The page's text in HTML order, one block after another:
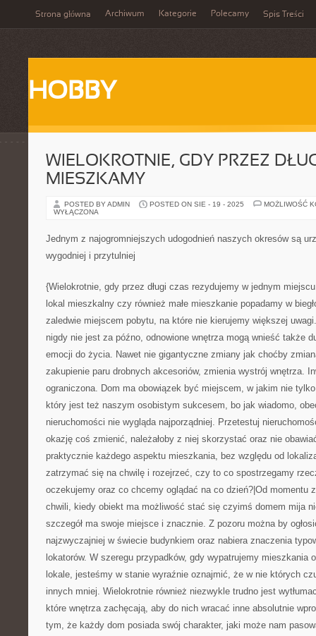
Strona główna Archiwum Kategorie Polecamy Spis Treści
HOBBY
WIELOKROTNIE, GDY PRZEZ
MIESZKAMY
POSTED BY ADMIN POSTED ON SIE - 19 - 2025
MOŻLIWOŚĆ
WYŁĄCZONA
Jednym z najogromniejszych udogodnień naszych okresów są
wygodniej i przytulniej
{Wielokrotnie, gdy przez długi czas rezydujemy w jednym
lokal mieszkalny czy również małe mieszkanie popadamy w
zaledwie miejscem pobytu, na które nie kierujemy większej
nigdy nie jest za późno, odnowione wnętrza mogą wnieść także
emocji do życia. Nawet nie gigantyczne zmiany jak choćby
zakupienie paru drobnych akcesoriów, zmienia wystrój wnętrza.
ograniczona. Dom ma obowiązek być miejscem, w jakim nie
który jest też naszym osobistym sukcesem, bo jak wiadomo,
nieruchomości nie wygląda najporządniej. Przetestuj
okazję coś zmienić, należałoby z niej skorzystać oraz nie
praktycznie każdego aspektu mieszkania, bez względu od
zatrzymać się na chwilę i rozejrzeć, czy to co spostrzegamy
oczekujemy oraz co chcemy oglądać na co dzień?|Od momentu
chwili, kiedy obiekt ma możliwość stać się czyimś domem mija
szczegół ma swoje miejsce i znacznie. Z pozoru można by
najzwyczajniej w świecie budynkiem oraz nabiera znaczenia
lokatorów. W szeregu przypadków, gdy wypatrujemy mieszkania
lokale, jesteśmy w stanie wyraźnie oznajmić, że w nie których
innych mniej. Wielokrotnie również niezwykle trudno jest
które wnętrza zachęcają, aby do nich wracać inne absolutnie
tym, że każdy dom posiada swój charakter, jaki może nam